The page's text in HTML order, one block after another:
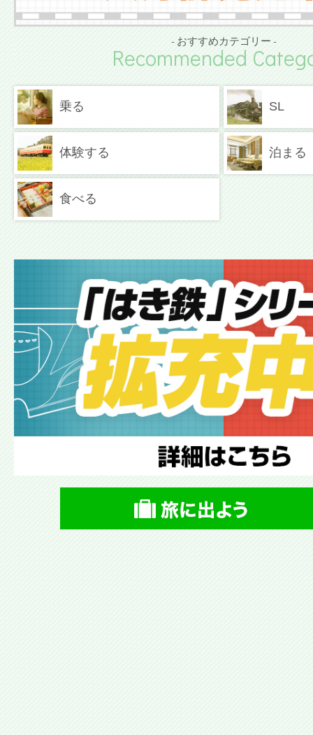
- おすすめカテゴリー -
Recommended
乗る SL
体験する 泊まる
食べる